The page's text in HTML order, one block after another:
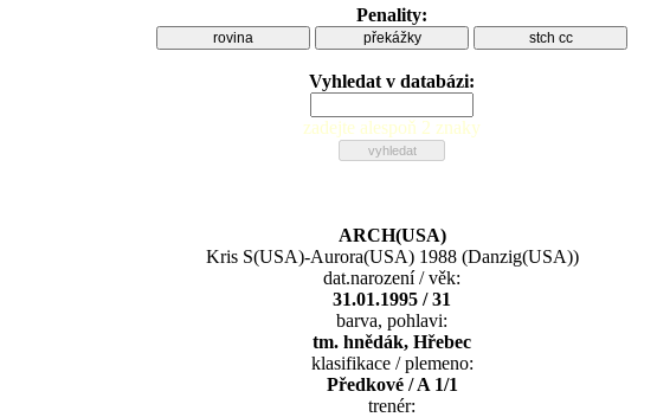
Penality:
rovina překážky stch cc
Vyhledat v databázi:
zadejte alespoň 2 znaky
ARCH(USA)
Kris S(USA)-Aurora(USA) 1988(Danzig(USA))
dat.narození / věk:
31.01.1995 / 31
barva, pohlavi:
tm. hnědák, Hřebec
klasifikace / plemeno:
Předkové / A 1/1
trenér: